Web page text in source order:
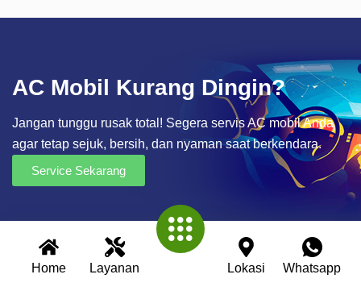
Home Layanan Lokasi Whatsapp
AC Mobil Kurang Dingin?
Jangan tunggu rusak total! Segera servis AC mobil Anda
agar tetap sejuk, bersih, dan nyaman saat berkendara.
Service Sekarang